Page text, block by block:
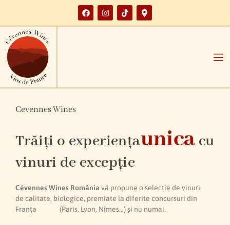
Cevennes Wines
Trăiți o experiențaunica cu
vinuri de excepție
Cévennes Wines România vă propune o selecție de vinuri
de calitate, biologice, premiate la diferite concursuri din
Franța (Paris, Lyon, Nîmes…) și nu numai.